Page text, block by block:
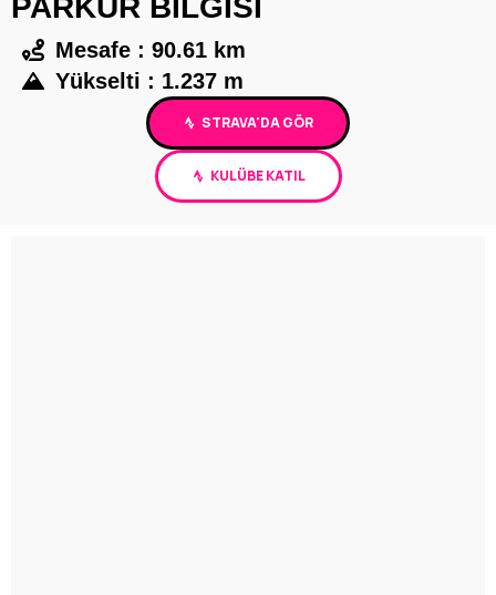
PARKUR BİLGİSİ
Mesafe : 90.61 km
Yükselti : 1.237 m
STRAVA'DA GÖR
KULÜBE KATIL